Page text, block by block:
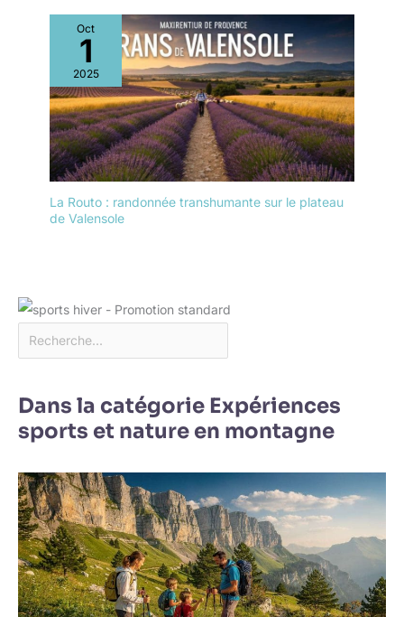
Oct
1
2025
La Routo : randonnée transhumante sur le plateau
de Valensole
Dans la catégorie Expériences
sports et nature en montagne